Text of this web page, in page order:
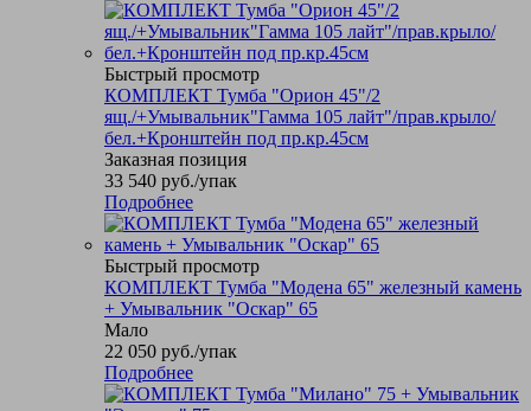
Быстрый просмотр
КОМПЛЕКТ Тумба "Орион 45"/2
ящ./+Умывальник"Гамма 105 лайт"/прав.крыло/
бел.+Кронштейн под пр.кр.45см
Заказная позиция
33 540 руб./упак
Подробнее
Быстрый просмотр
КОМПЛЕКТ Тумба "Модена 65" железный камень
+ Умывальник "Оскар" 65
Мало
22 050 руб./упак
Подробнее